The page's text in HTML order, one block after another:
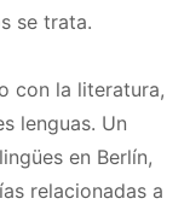
se trata.
con la literatura,
lenguas. Un
en Berlín,
relacionadas a